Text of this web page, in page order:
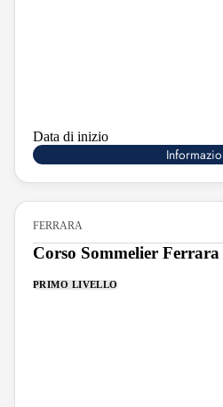
Data di inizio
FERRARA
Corso Sommelier
PRIMO LIVELLO